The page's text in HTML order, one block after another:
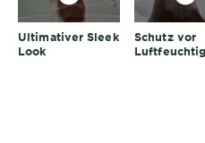
Ultimativer Sleek
Look
Schutz vor